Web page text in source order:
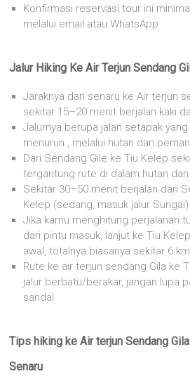
Konfirmasi reservasi tour ini
melalui email atau WhatsApp
Jalur Hiking Ke Air Terjun Sendang
Jaraknya dari senaru ke Air terjun
sekitar 15–20 menit berjalan kaki
Jalurnya berupa jalan setapak
menurun , melalui hutan dan
Dari Sendang Gile ke Tiu Kelep
tergantung rute di dalam hutan
Sekitar 30–50 menit berjalan dari
Kelep (sedang, masuk jalur Sungai)
Jika kamu menghitung perjalanan
dari pintu masuk, lanjut ke Tiu
awal, totalnya biasanya sekitar 6
Rute ke air terjun sendang Gila ke
jalur berbatu/berakar, jangan lupa
sandal
Tips hiking ke Air terjun Sendang
Senaru